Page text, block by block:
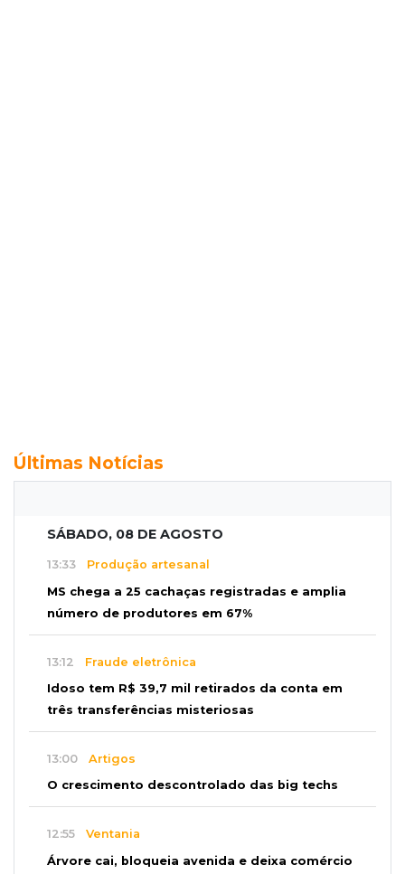
Últimas Notícias
SÁBADO, 08 DE AGOSTO
13:33 Produção artesanal
MS chega a 25 cachaças registradas e amplia
número de produtores em 67%
13:12 Fraude eletrônica
Idoso tem R$ 39,7 mil retirados da conta em
três transferências misteriosas
13:00 Artigos
O crescimento descontrolado das big techs
12:55 Ventania
Árvore cai, bloqueia avenida e deixa comércio